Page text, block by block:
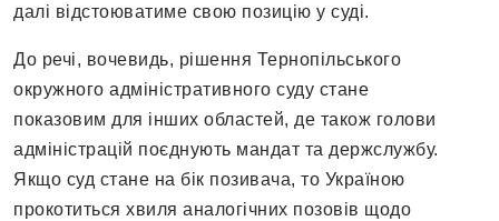
далі відстоюватиме свою позицію у суді.
До речі, вочевидь, рішення Тернопільського
окружного адміністративного суду стане
показовим для інших областей, де також голови
адміністрацій поєднують мандат та держслужбу.
Якщо суд стане на бік позивача, то Україною
прокотиться хвиля аналогічних позовів щодо